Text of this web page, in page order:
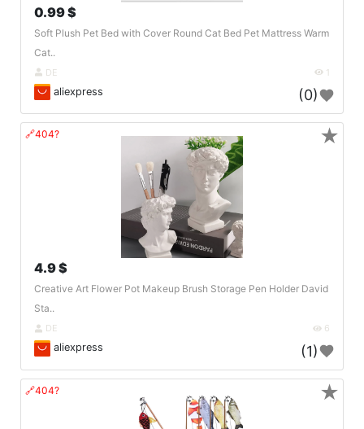
0.99 $
Soft Plush Pet Bed with Cover Round Cat Bed Pet Mattress Warm
Cat..
DE 1
aliexpress (0)
🔗404?
4.9 $
Creative Art Flower Pot Makeup Brush Storage Pen Holder David
Sta..
DE 6
aliexpress (1)
★
🔗404? ★